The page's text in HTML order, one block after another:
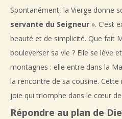
Spontanément, la Vierge donne
servante du Seigneur ». C’est
beauté et de simplicité. Que fait
bouleverser sa vie ? Elle se lève
montagnes : elle entre dans la
la rencontre de sa cousine.
joie qui triomphe dans le cœur
Répondre au plan de